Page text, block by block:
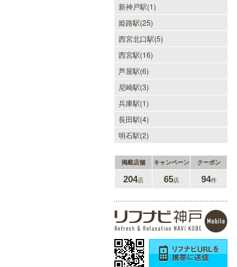
新神戸駅(1)
姫路駅(25)
西宮北口駅(5)
西宮駅(16)
芦屋駅(6)
尼崎駅(3)
兵庫駅(1)
長田駅(4)
明石駅(2)
掲載店舗 キャンペーン クーポン
204店 65店 94件